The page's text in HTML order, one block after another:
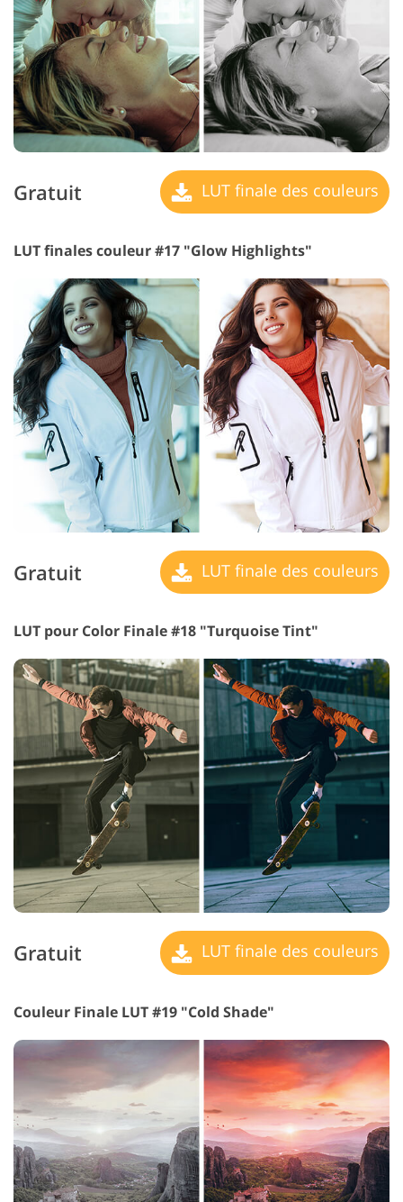
Gratuit LUT finale des couleurs
LUT finales couleur #17 "Glow Highlights"
Gratuit LUT finale des couleurs
LUT pour Color Finale #18 "Turquoise Tint"
Gratuit LUT finale des couleurs
Couleur Finale LUT #19 "Cold Shade"